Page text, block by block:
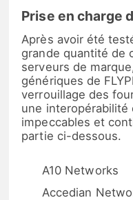
Prise en charge
Après avoir été
grande quantité de
serveurs de
génériques de
verrouillage des
une
impeccables et
partie ci-dessous.
A10 Networks
Accedian